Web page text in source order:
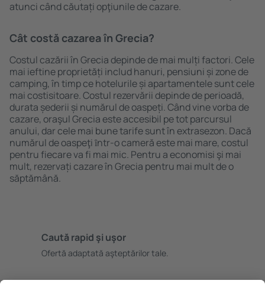
atunci când căutați opţiunile de cazare.
Cât costă cazarea în Grecia?
Costul cazării în Grecia depinde de mai mulți factori. Cele
mai ieftine proprietăți includ hanuri, pensiuni și zone de
camping, în timp ce hotelurile și apartamentele sunt cele
mai costisitoare. Costul rezervării depinde de perioadă,
durata șederii și numărul de oaspeți. Când vine vorba de
cazare, oraşul Grecia este accesibil pe tot parcursul
anului, dar cele mai bune tarife sunt în extrasezon. Dacă
numărul de oaspeţi ȋntr-o cameră este mai mare, costul
pentru fiecare va fi mai mic. Pentru a economisi şi mai
mult, rezervați cazare în Grecia pentru mai mult de o
săptămână.
Caută rapid şi uşor
Ofertă adaptată aşteptărilor tale.